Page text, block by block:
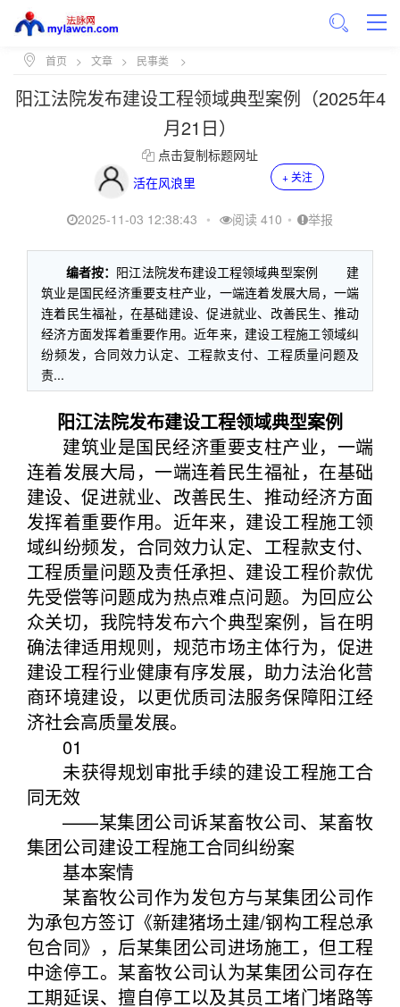
首页 > 文章 > 民事类 >
阳江法院发布建设工程领域典型案例（2025年4
月21日）
点击复制标题网址
活在风浪里
+ 关注
2025-11-03 12:38:43 • 阅读 410 • 举报
编者按： 阳江法院发布建设工程领域典型案例 建
筑业是国民经济重要支柱产业，一端连着发展大局，一端
连着民生福祉，在基础建设、促进就业、改善民生、推动
经济方面发挥着重要作用。近年来，建设工程施工领域纠
纷频发，合同效力认定、工程款支付、工程质量问题及
责...
阳江法院发布建设工程领域典型案例
建筑业是国民经济重要支柱产业，一端
连着发展大局，一端连着民生福祉，在基础
建设、促进就业、改善民生、推动经济方面
发挥着重要作用。近年来，建设工程施工领
域纠纷频发，合同效力认定、工程款支付、
工程质量问题及责任承担、建设工程价款优
先受偿等问题成为热点难点问题。为回应公
众关切，我院特发布六个典型案例，旨在明
确法律适用规则，规范市场主体行为，促进
建设工程行业健康有序发展，助力法治化营
商环境建设，以更优质司法服务保障阳江经
济社会高质量发展。
01
未获得规划审批手续的建设工程施工合
同无效
——某集团公司诉某畜牧公司、某畜牧
集团公司建设工程施工合同纠纷案
基本案情
某畜牧公司作为发包方与某集团公司作
为承包方签订《新建猪场土建/钢构工程总承
包合同》，后某集团公司进场施工，但工程
中途停工。某畜牧公司认为某集团公司存在
工期延误、擅自停工以及其员工堵门堵路等